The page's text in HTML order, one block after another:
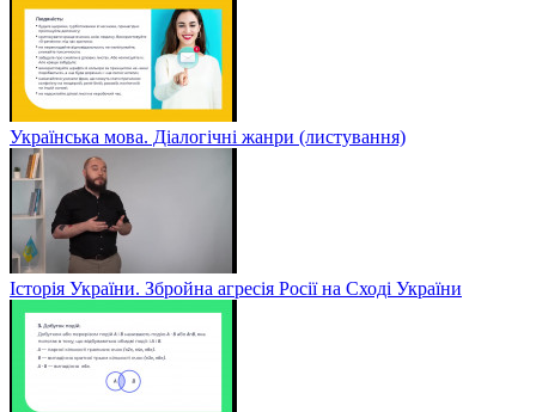
Українська мова. Діалогічні жанри (листування)
Історія України. Збройна агресія Росії на Сході України